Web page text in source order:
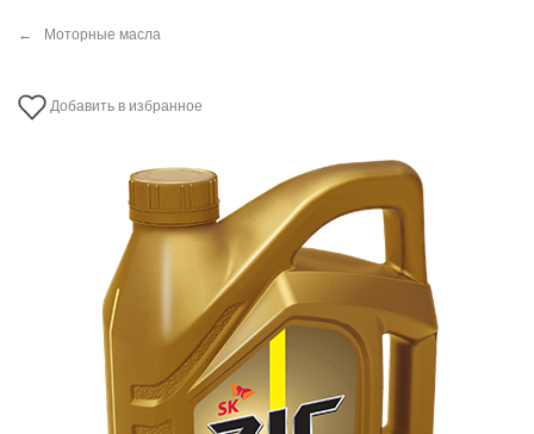
Моторные масла
Добавить в избранное